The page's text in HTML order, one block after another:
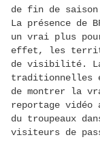
de fin de
La présence
un vrai plus
effet, les
de visibilité. La
traditionnelles
de montrer la
reportage vidéo
du troupeaux
visiteurs de